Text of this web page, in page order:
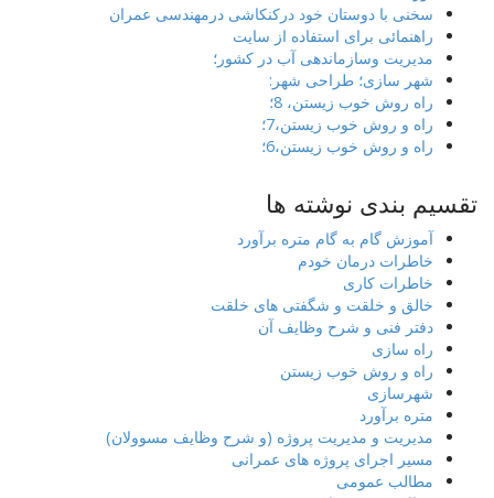
سخنی با دوستان خود درکنکاشی درمهندسی عمران
راهنمائی برای استفاده از سایت
مدیریت وسازماندهی آب در کشور؛
شهر سازی؛ طراحی شهر:
راه روش خوب زیستن، 8؛
راه و روش خوب زیستن،7؛
راه و روش خوب زیستن،6؛
تقسیم بندی نوشته ها
آموزش گام به گام متره برآورد
خاطرات درمان خودم
خاطرات کاری
خالق و خلقت و شگفتی های خلقت
دفتر فنی و شرح وظایف آن
راه سازی
راه و روش خوب زیستن
شهرسازی
متره برآورد
مدیریت و مدیریت پروژه (و شرح وظایف مسوولان)
مسیر اجرای پروژه های عمرانی
مطالب عمومی